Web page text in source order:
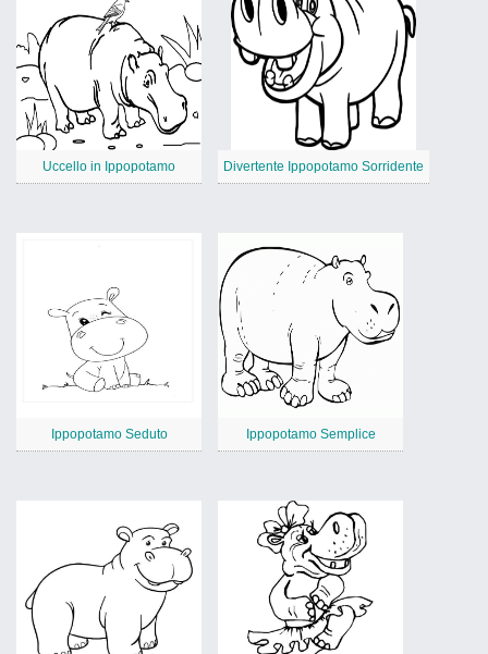
Uccello in Ippopotamo Divertente Ippopotamo Sorridente
Ippopotamo Seduto Ippopotamo Semplice